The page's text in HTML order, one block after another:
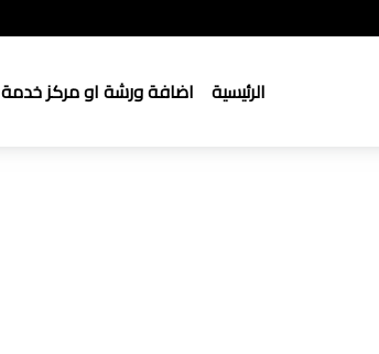
الرئيسية اضافة ورشة او مركز خدمة